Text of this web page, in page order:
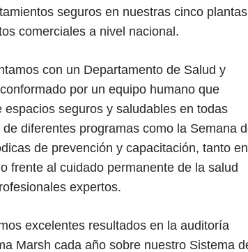
seguros en nuestras cinco plantas
comerciales a nivel nacional.
con un Departamento de Salud y
por un equipo humano que
espacios seguros y saludables en todas
diferentes programas como la Semana
de prevención y capacitación, tanto en
frente al cuidado permanente de la salud
expertos.
excelentes resultados en la auditoría
Marsh cada año sobre nuestro Sistema